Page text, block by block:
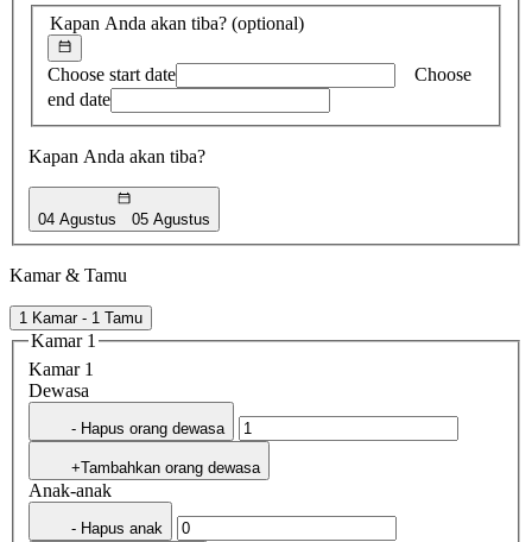
Kapan Anda akan tiba? (optional)
Choose start date
Choose
end date
Kapan Anda akan tiba?
04 Agustus 05 Agustus
Kamar & Tamu
1 Kamar - 1 Tamu
Kamar 1
Kamar 1
Dewasa
- Hapus orang dewasa
+Tambahkan orang dewasa
Anak-anak
- Hapus anak